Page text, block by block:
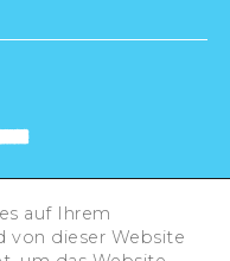
auf Ihrem
von dieser Website